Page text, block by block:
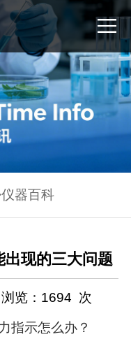
仪器百科
出现的三大问题
浏览： 1694 次
指示怎么办？